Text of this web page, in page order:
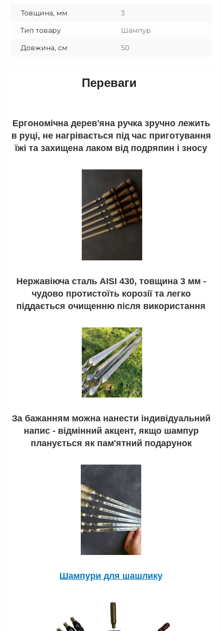
Товщина, мм
3
Тип товару
Шампур
Довжина, см
50
Переваги
Ергономічна дерев'яна ручка зручно лежить
в руці, не нагрівається під час приготування
їжі та захищена лаком від подряпин і зносу
Нержавіюча сталь AISI 430, товщина 3 мм -
чудово протистоїть корозії та легко
піддається очищенню після використання
За бажанням можна нанести індивідуальний
напис - відмінний акцент, якщо шампур
планується як пам'ятний подарунок
Шампури для шашлику